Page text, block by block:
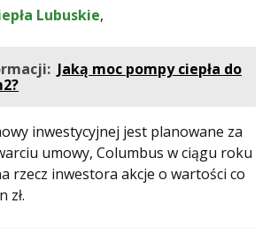
Lubuskie,
Jaką moc pompy ciepła do
inwestycyjnej jest planowane za
umowy, Columbus w ciągu roku
rzecz inwestora akcje o wartości co
zł.